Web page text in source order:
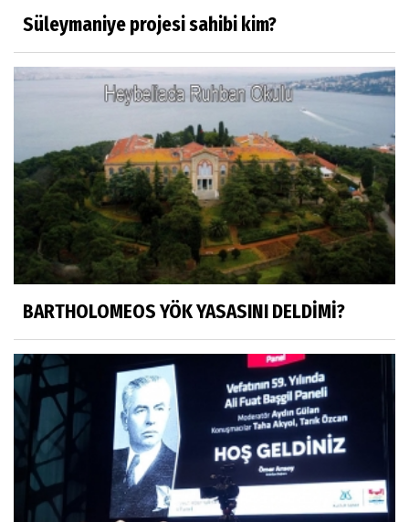
OLANIN ÖZETİ!.
HÜSEYİN MOVİT
HÜSEYİN MOVİT ABİMİZİN SON
PAYLAŞIMLARI
Prof. Dr. Nevzat Gözaydın
"Bir gecede millet cahil kaldı Alfabemiz
Sosyal medya
Gönenli Mehmet efendi kıssalarından biri
RIZK
Arşiv haberlerimiz
TÜRKİYEYE DEMOKRASI ŞIP DİYE GELMEDİ
Süleymaniye projesi sahibi kim?
BARTHOLOMEOS YÖK YASASINI DELDİMİ?